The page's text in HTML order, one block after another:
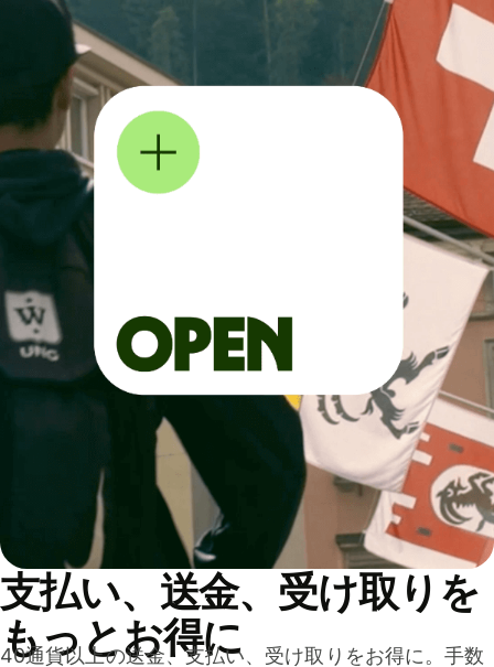
支払い、送金、受け取りを
もっとお得に
40通貨以上の送金、支払い、受け取りをお得に。手数